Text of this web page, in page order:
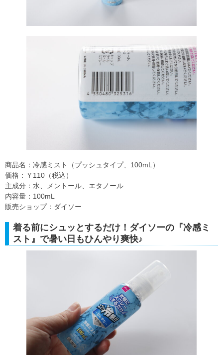
商品名：冷感ミスト（プッシュタイプ、100mL）
価格：￥110（税込）
主成分：水、メントール、エタノール
内容量：100mL
販売ショップ：ダイソー
着る前にシュッとするだけ！ダイソーの『冷感ミ
スト』で暑い日もひんやり爽快♪